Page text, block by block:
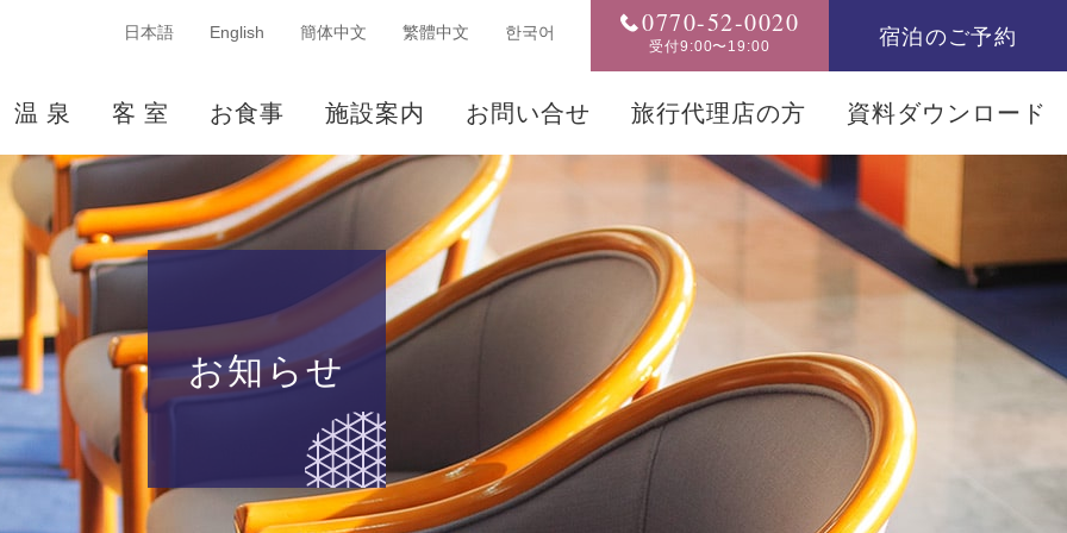
日本語 English 簡体中文 繁體中文 한국어
温 泉 客 室 お食事 施設案内 お問い合せ 旅行代理店の方 資料ダウンロード
0770-52-0020
受付9:00〜19:00 宿泊のご予約
お知らせ